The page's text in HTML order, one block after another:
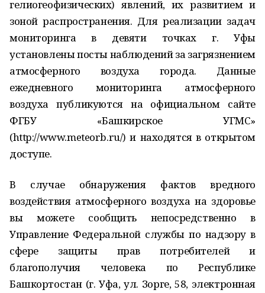
гелиогеофизических) явлений, их развитием и
зоной распространения. Для реализации задач
мониторинга в девяти точках г. Уфы
установлены посты наблюдений за загрязнением
атмосферного воздуха города. Данные
ежедневного мониторинга атмосферного
воздуха публикуются на официальном сайте
ФГБУ «Башкирское УГМС»
(http://www.meteorb.ru/) и находятся в открытом
доступе.
В случае обнаружения фактов вредного
воздействия атмосферного воздуха на здоровье
вы можете сообщить непосредственно в
Управление Федеральной службы по надзору в
сфере защиты прав потребителей и
благополучия человека по Республике
Башкортостан (г. Уфа, ул. Зорге, 58, электронная